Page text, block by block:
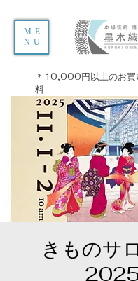
ME
NU
＊10,000円以上のお買
料
きものサ